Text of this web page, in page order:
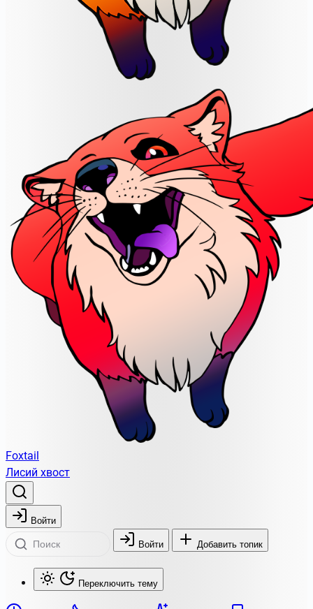
Foxtail
Лисий хвост
Войти
Войти Добавить топик
Переключить тему